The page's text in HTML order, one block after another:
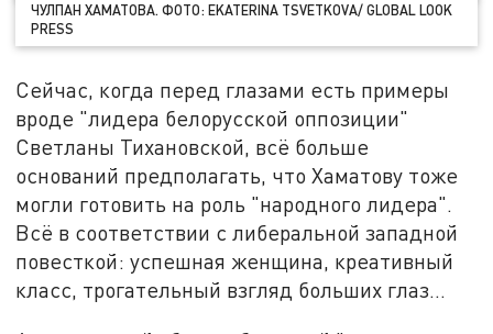
ЧУЛПАН ХАМАТОВА. ФОТО: EKATERINA TSVETKOVA/ GLOBAL LOOK
PRESS
Сейчас, когда перед глазами есть примеры
вроде "лидера белорусской оппозиции"
Светланы Тихановской, всё больше
оснований предполагать, что Хаматову тоже
могли готовить на роль "народного лидера".
Всё в соответствии с либеральной западной
повесткой: успешная женщина, креативный
класс, трогательный взгляд больших глаз…